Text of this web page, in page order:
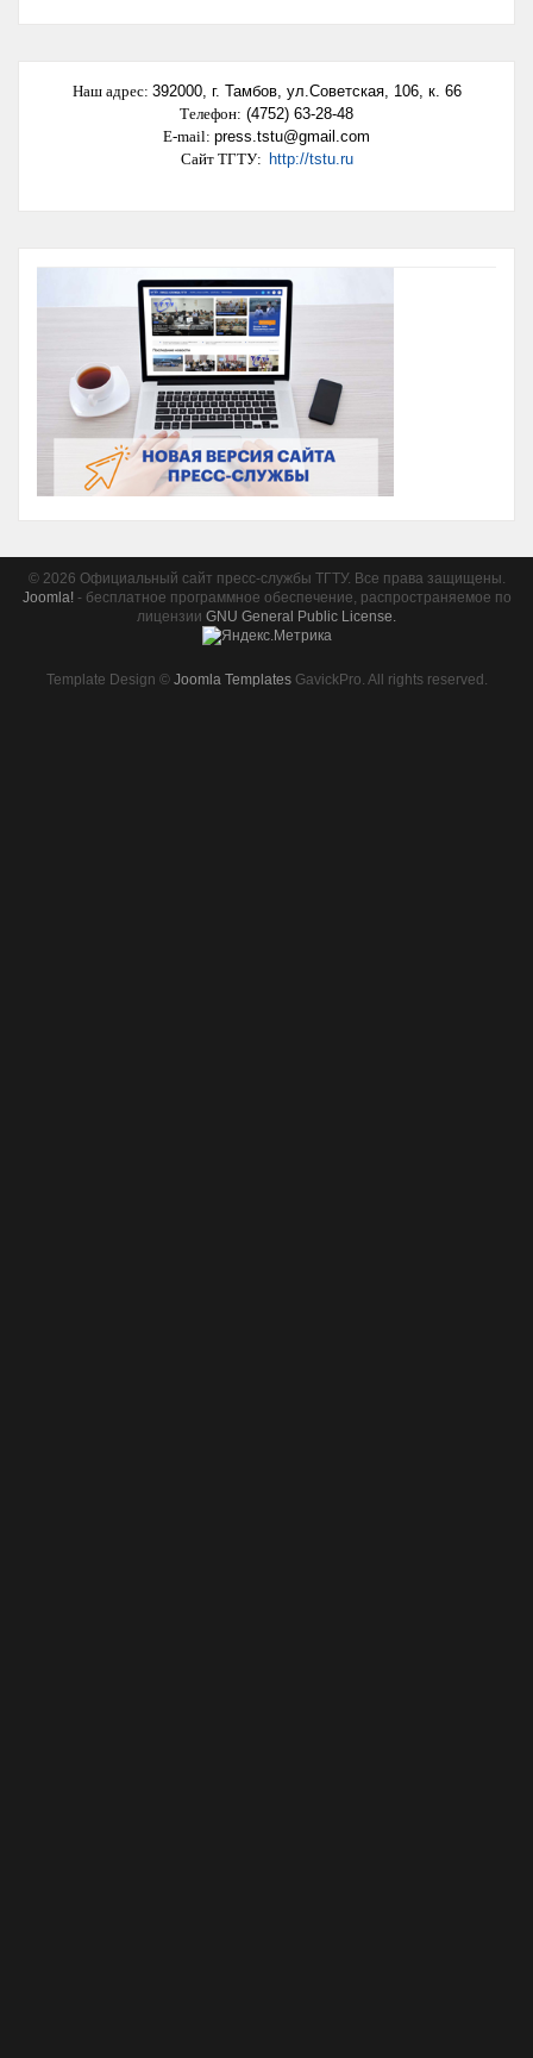
Наш адрес: 392000, г. Тамбов, ул.Советская, 106, к. 66
Телефон: (4752) 63-28-48
E-mail: press.tstu@gmail.com
Сайт ТГТУ: http://tstu.ru
© 2026 Официальный сайт пресс-службы ТГТУ. Все права защищены.
Joomla!- бесплатное программное обеспечение, распространяемое по
лицензии GNU General Public License.
Template Design © Joomla TemplatesGavickPro. All rights reserved.